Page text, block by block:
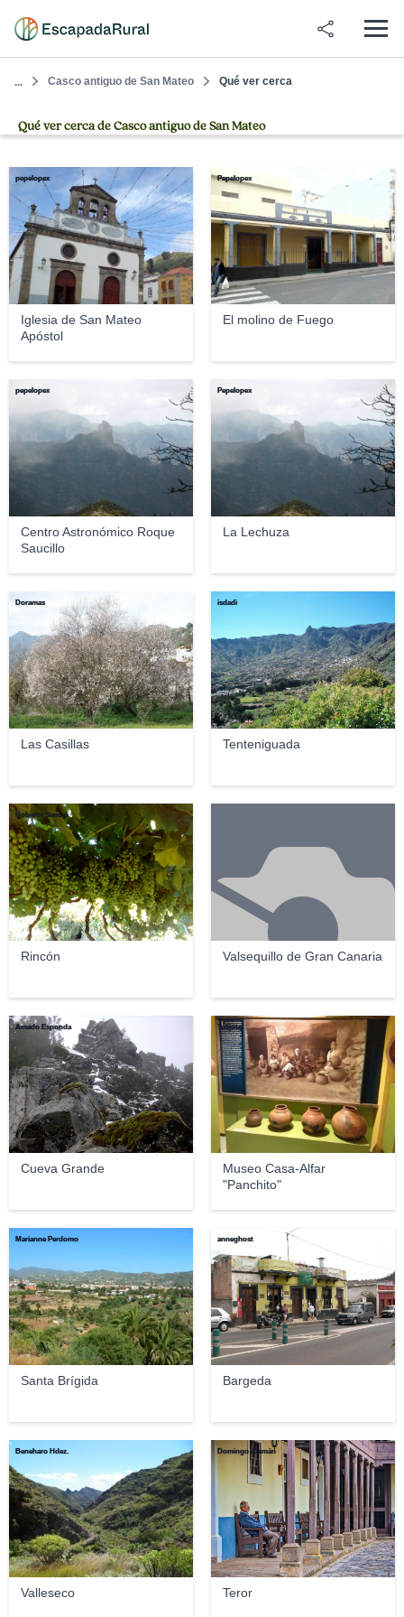
... Casco antiguo de San Mateo Qué ver cerca
Qué ver cerca de Casco antiguo de San Mateo
Iglesia de San Mateo
Apóstol
pepelopex
El molino de Fuego
Pepelopex
Centro Astronómico Roque
Saucillo
pepelopex
La Lechuza
Pepelopex
Las Casillas
Doramas
Tenteniguada
isdadi
Rincón
Roberto Sendin
Valsequillo de Gran Canaria
Cueva Grande
Amado Esponda
Museo Casa-Alfar
"Panchito"
Tolijote
Santa Brígida
Marianne Perdomo
Bargeda
anneghost
Valleseco
Beneharo Hdez.
Teror
Domingo Alemán